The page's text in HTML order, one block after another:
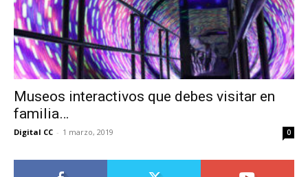
Museos interactivos que debes visitar en
familia…
Digital CC - 1 marzo, 2019 0